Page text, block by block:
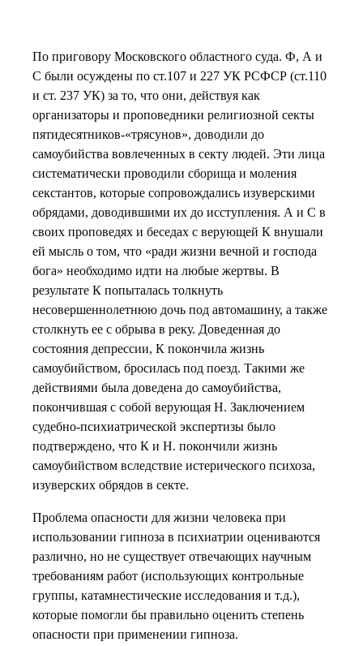
По приговору Московского областного суда. Ф, А и
С были осуждены по ст.107 и 227 УК РСФСР (ст.110
и ст. 237 УК) за то, что они, действуя как
организаторы и проповедники религиозной секты
пятидесятников-«трясунов», доводили до
самоубийства вовлеченных в секту людей. Эти лица
систематически проводили сборища и моления
секстантов, которые сопровождались изуверскими
обрядами, доводившими их до исступления. А и С в
своих проповедях и беседах с верующей К внушали
ей мысль о том, что «ради жизни вечной и господа
бога» необходимо идти на любые жертвы. В
результате К попыталась толкнуть
несовершеннолетнюю дочь под автомашину, а также
столкнуть ее с обрыва в реку. Доведенная до
состояния депрессии, К покончила жизнь
самоубийством, бросилась под поезд. Такими же
действиями была доведена до самоубийства,
покончившая с собой верующая Н. Заключением
судебно-психиатрической экспертизы было
подтверждено, что К и Н. покончили жизнь
самоубийством вследствие истерического психоза,
изуверских обрядов в секте.
Проблема опасности для жизни человека при
использовании гипноза в психиатрии оцениваются
различно, но не существует отвечающих научным
требованиям работ (использующих контрольные
группы, катамнестические исследования и т.д.),
которые помогли бы правильно оценить степень
опасности при применении гипноза.